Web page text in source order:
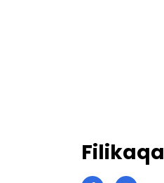
Filikaqa